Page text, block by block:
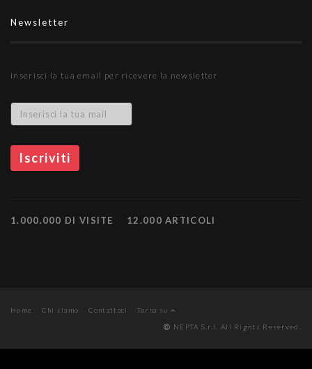
Newsletter
Inserisci la tua email per ricevere la newsletter
1.000.000 DI VISITE 12.000 ARTICOLI
Home Chi siamo Contattaci
Torna su
NEPTA S.r.l. All Rights Reserved.